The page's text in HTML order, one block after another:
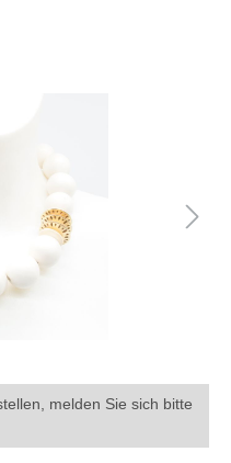
melden Sie sich bitte